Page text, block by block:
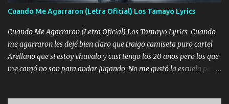
aunque ustedes no sepan Pero la vida es muy corta Hay que
echarle chingazos Y seguir trabajando porque nada es...
Cuando Me Agarraron (Letra Oficial) Los Tamayo Lyrics
Cuando Me Agarraron (Letra Oficial) Los Tamayo Lyrics Cuando
me agarraron les dejé bien claro que traigo camiseta puro cartel
Arellano que si estoy chavalo y casi tengo los 20 años pero los que
me cargó no son para andar jugando No me gustó la escuela pero